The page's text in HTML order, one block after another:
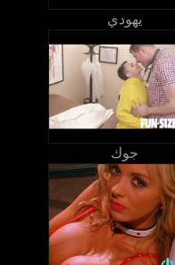
يهودي
جوك